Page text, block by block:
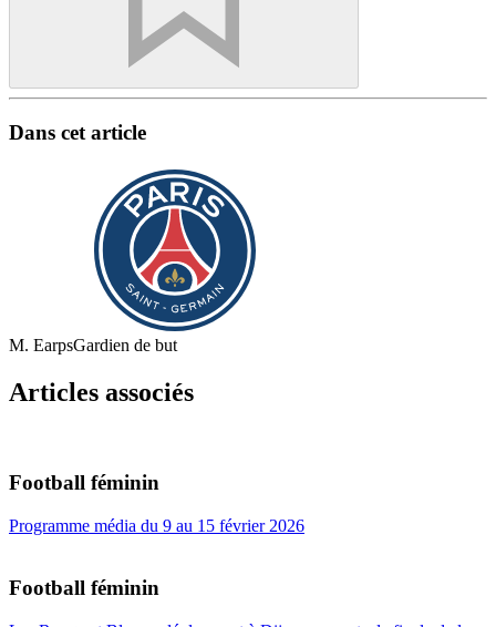
Dans cet article
M. EarpsGardien de but
Articles associés
Football féminin
Programme média du 9 au 15 février 2026
Football féminin